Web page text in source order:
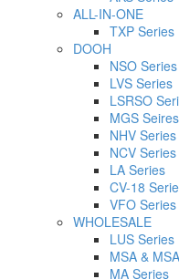
ALL-IN-ONE
TXP Series
DOOH
NSO Series
LVS Series
LSRSO
MGS Seires
NHV Series
NCV Series
LA Series
CV-18
VFO Series
WHOLESALE
LUS Series
MSA &
MA Series